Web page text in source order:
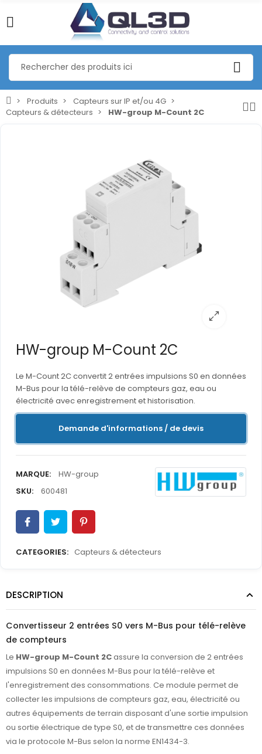
Produits
Capteurs sur IP et/ou 4G
Capteurs & détecteurs
HW-group M-Count 2C
HW-group M-Count 2C
Le M-Count 2C convertit 2 entrées impulsions S0 en données
M-Bus pour la télé-relève de compteurs gaz, eau ou
électricité avec enregistrement et historisation.
Demande d'informations / de devis
MARQUE:
HW-group
SKU:
600481
CATEGORIES: Capteurs & détecteurs
DESCRIPTION
Convertisseur 2 entrées S0 vers M-Bus pour télé-relève
de compteurs
Le HW-group M-Count 2Cassure la conversion de 2 entrées
impulsions S0 en données M-Bus pour la télé-relève et
l'enregistrement des consommations. Ce module permet de
collecter les impulsions de compteurs gaz, eau, électricité ou
autres équipements de terrain disposant d'une sortie impulsion
ou sortie électrique de type S0, et de transmettre ces données
via le protocole M-Bus selon la norme EN1434-3.